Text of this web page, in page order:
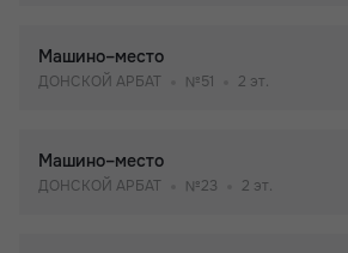
Машино–место
ДОНСКОЙ АРБАТ №51 2 эт.
Машино–место
ДОНСКОЙ АРБАТ №23 2 эт.